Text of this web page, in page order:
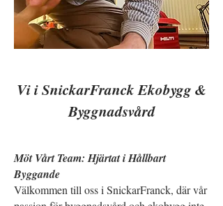
Vi i SnickarFranck Ekobygg &
Byggnadsvård
Möt Vårt Team: Hjärtat i Hållbart
Byggande
Välkommen till oss i SnickarFranck, där vår